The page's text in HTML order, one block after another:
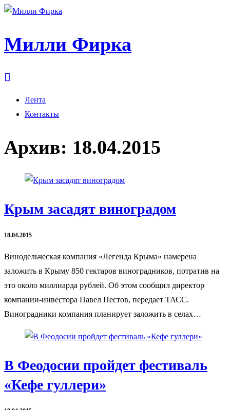
Милли Фирка
Лента
Контакты
Архив: 18.04.2015
Крым засадят виноградом
18.04.2015
Винодельческая компания «Легенда Крыма» намерена
заложить в Крыму 850 гектаров виноградников, потратив на
это около миллиарда рублей. Об этом сообщил директор
компании-инвестора Павел Пестов, передает ТАСС.
Виноградники компания планирует заложить в селах…
В Феодосии пройдет фестиваль
«Кефе гуллери»